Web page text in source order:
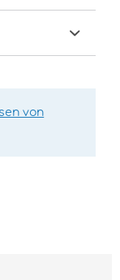
von